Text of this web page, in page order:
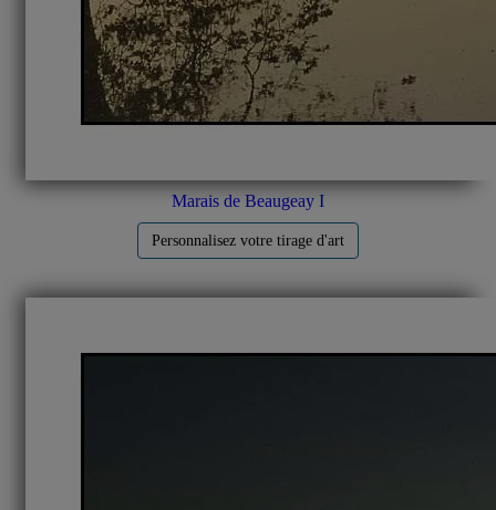
Marais de Beaugeay I
Personnalisez votre tirage d'art